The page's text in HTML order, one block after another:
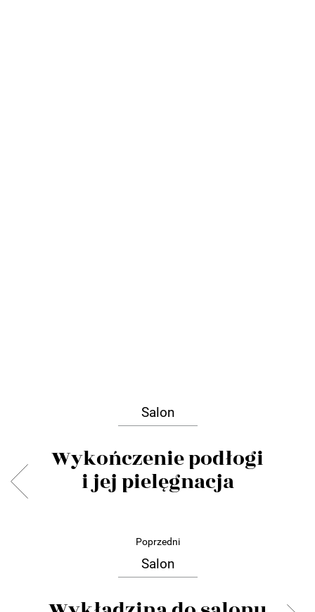
Salon
Wykończenie podłogi
i jej pielęgnacja
Poprzedni
Salon